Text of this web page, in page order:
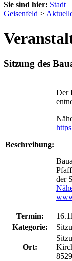
Sie sind hier: Stadt
Geisenfeld >
Sitzung des
Beschreibung:
Der
der
Termin:
Kategorie:
Ort: